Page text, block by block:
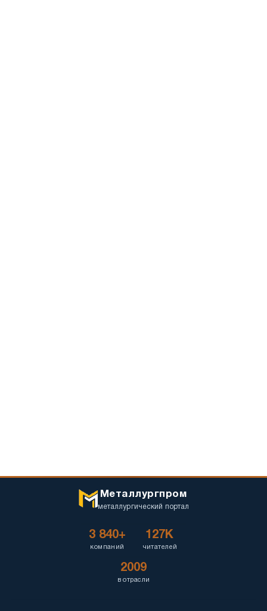
Металлургпром
металлургический портал
3 840+
компаний
127K
читателей
2009
в отрасли